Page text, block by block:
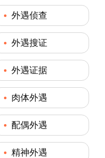
外遇侦查
外遇搜证
外遇证据
肉体外遇
配偶外遇
精神外遇